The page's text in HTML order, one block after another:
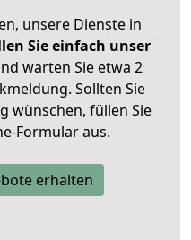
unsere Dienste in
Sie einfach unser
warten Sie etwa 2
Sollten Sie
wünschen, füllen Sie
Formular aus.
erhalten